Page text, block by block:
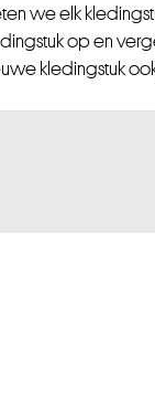
we elk
op en
kledingstuk